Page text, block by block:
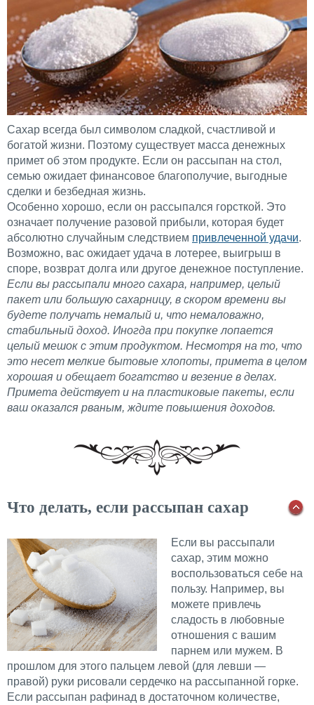
Сахар всегда был символом сладкой, счастливой и
богатой жизни. Поэтому существует масса денежных
примет об этом продукте. Если он рассыпан на стол,
семью ожидает финансовое благополучие, выгодные
сделки и безбедная жизнь.
Особенно хорошо, если он рассыпался горсткой. Это
означает получение разовой прибыли, которая будет
абсолютно случайным следствием привлеченной удачи.
Возможно, вас ожидает удача в лотерее, выигрыш в
споре, возврат долга или другое денежное поступление.
Если вы рассыпали много сахара, например, целый
пакет или большую сахарницу, в скором времени вы
будете получать немалый и, что немаловажно,
стабильный доход. Иногда при покупке лопается
целый мешок с этим продуктом. Несмотря на то, что
это несет мелкие бытовые хлопоты, примета в целом
хорошая и обещает богатство и везение в делах.
Примета действует и на пластиковые пакеты, если
ваш оказался рваным, ждите повышения доходов.
Что делать, если рассыпан сахар
Если вы рассыпали
сахар, этим можно
воспользоваться себе на
пользу. Например, вы
можете привлечь
сладость в любовные
отношения с вашим
парнем или мужем. В
прошлом для этого пальцем левой (для левши —
правой) руки рисовали сердечко на рассыпанной горке.
Если рассыпан рафинад в достаточном количестве,